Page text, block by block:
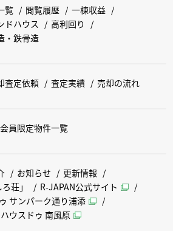
覧 閲覧履歴
一棟収益
ドハウス
高利回り
・鉄骨造
査定依頼 査定実績 売却の流れ
会員限定物件一覧
お知らせ
更新情報
荘」
R-JAPAN公式サイト
サンパーク通り浦添
ハウスドゥ 南風原